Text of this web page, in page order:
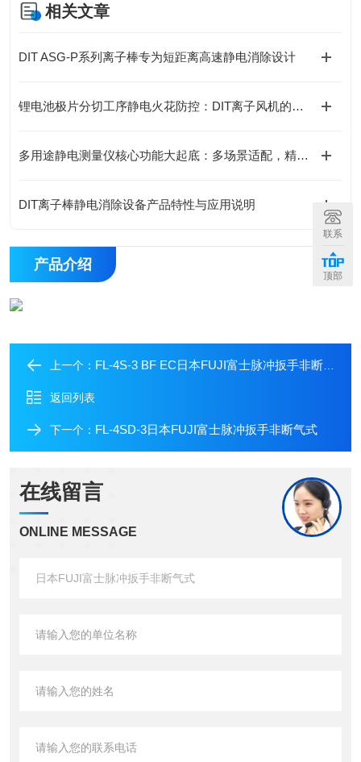
相关文章
DIT ASG-P系列离子棒专为短距离高速静电消除设计
锂电池极片分切工序静电火花防控：DIT离子风机的防爆安全处理方案
多用途静电测量仪核心功能大起底：多场景适配，精准掌控静电动态！
DIT离子棒静电消除设备产品特性与应用说明
产品介绍
上一个： FL-4S-3 BF EC日本FUJI富士脉冲扳手非断气式
返回列表
下一个： FL-4SD-3日本FUJI富士脉冲扳手非断气式
在线留言
ONLINE MESSAGE
联系
顶部